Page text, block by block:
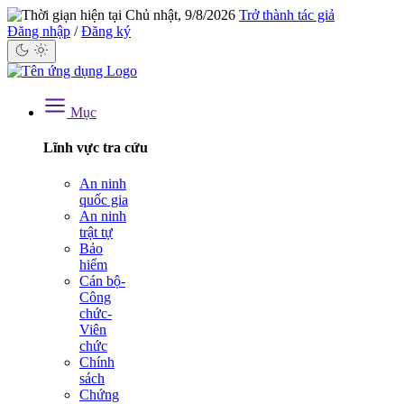
Chủ nhật, 9/8/2026 Trở thành tác giả
Đăng nhập / Đăng ký
Mục
Lĩnh vực tra cứu
An ninh
quốc gia
An ninh
trật tự
Bảo
hiểm
Cán bộ-
Công
chức-
Viên
chức
Chính
sách
Chứng